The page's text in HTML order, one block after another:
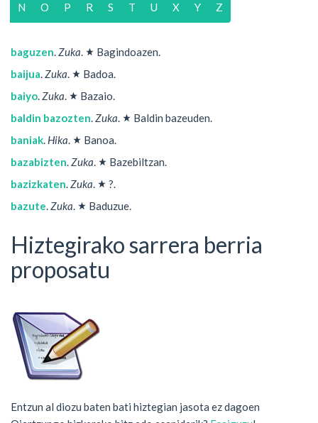
N O P R S T U X Y Z
baguzen.Zuka. ★ Bagindoazen.
baijua.Zuka. ★ Badoa.
baiyo.Zuka. ★ Bazaio.
baldin bazozten.Zuka. ★ Baldin bazeuden.
baniak. Hika. ★ Banoa.
bazabizten.Zuka. ★ Bazebiltzan.
bazizkaten.Zuka. ★ ?.
bazute.Zuka. ★ Baduzue.
Hiztegirako sarrera berria
proposatu
Entzun al diozu baten bati hiztegian jasota ez dagoen